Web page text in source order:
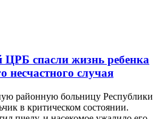
спасли жизнь ребенка
несчастного случая
районную больницу Республики
в критическом состоянии.